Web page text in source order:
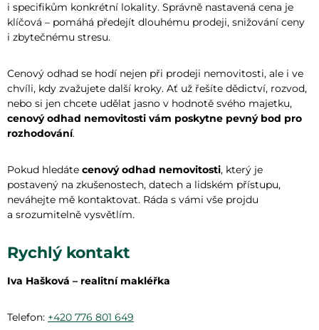
i specifikům konkrétní lokality. Správně nastavená cena je
klíčová – pomáhá předejít dlouhému prodeji, snižování ceny
i zbytečnému stresu.
Cenový odhad se hodí nejen při prodeji nemovitosti, ale i ve
chvíli, kdy zvažujete další kroky. Ať už řešíte dědictví, rozvod,
nebo si jen chcete udělat jasno v hodnotě svého majetku,
cenový odhad nemovitosti vám poskytne pevný bod pro
rozhodování.
Pokud hledáte cenový odhad nemovitosti, který je
postavený na zkušenostech, datech a lidském přístupu,
neváhejte mě kontaktovat. Ráda s vámi vše projdu
a srozumitelně vysvětlím.
Rychlý kontakt
Iva Hašková – realitní makléřka
Telefon: +420 776 801 649